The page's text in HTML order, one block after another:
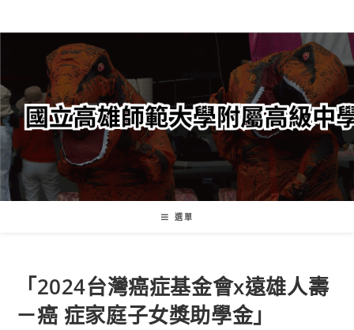
轉
要
內
容
選單
「2024台灣癌症基金會x遠雄人壽
－癌 症家庭子女獎助學金」